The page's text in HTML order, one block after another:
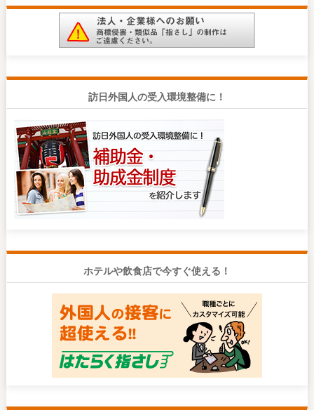
訪日外国人の受入環境整備に！
ホテルや飲食店で今すぐ使える！